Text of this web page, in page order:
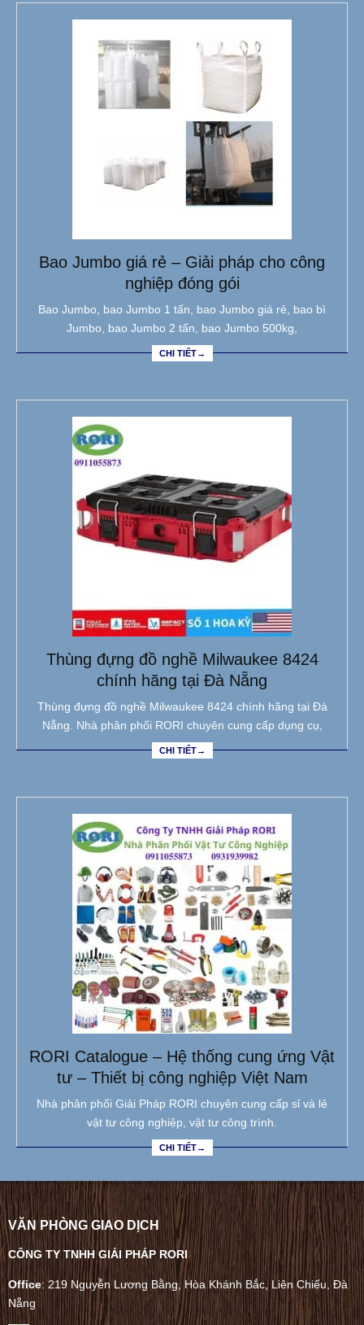
Bao Jumbo giá rẻ – Giải pháp cho công
nghiệp đóng gói
Bao Jumbo, bao Jumbo 1 tấn, bao Jumbo giá rẻ, bao bì
Jumbo, bao Jumbo 2 tấn, bao Jumbo 500kg,
CHI TIẾT→
Thùng đựng đồ nghề Milwaukee 8424
chính hãng tại Đà Nẵng
Thùng đựng đồ nghề Milwaukee 8424 chính hãng tại Đà
Nẵng. Nhà phân phối RORI chuyên cung cấp dụng cụ,
CHI TIẾT→
RORI Catalogue – Hệ thống cung ứng Vật
tư – Thiết bị công nghiệp Việt Nam
Nhà phân phối Giải Pháp RORI chuyên cung cấp sỉ và lẻ
vật tư công nghiệp, vật tư công trình.
CHI TIẾT→
VĂN PHÒNG GIAO DỊCH
CÔNG TY TNHH GIẢI PHÁP RORI
Office: 219 Nguyễn Lương Bằng, Hòa Khánh Bắc, Liên Chiểu, Đà
Nẵng